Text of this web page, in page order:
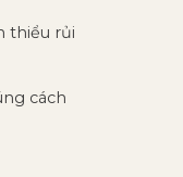
thiểu rủi
cách